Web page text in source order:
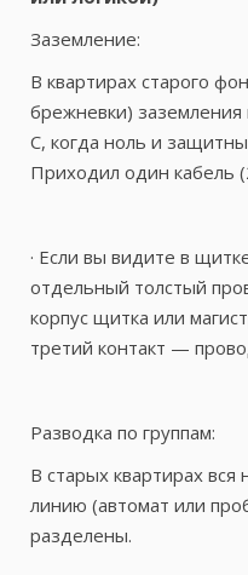
Заземление:
В квартирах старого
брежневки)
C, когда ноль и
Приходил один кабель
· Если вы видите в
отдельный толстый
корпус щитка или
третий контакт —
Разводка по группам:
В старых квартирах вся
линию (автомат или
разделены.